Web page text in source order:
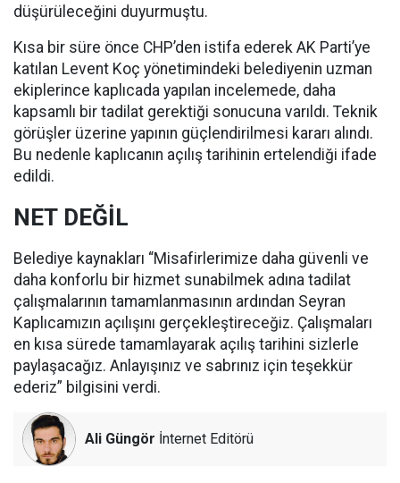
düşürüleceğini duyurmuştu.
Kısa bir süre önce CHP’den istifa ederek AK Parti’ye
katılan Levent Koç yönetimindeki belediyenin uzman
ekiplerince kaplıcada yapılan incelemede, daha
kapsamlı bir tadilat gerektiği sonucuna varıldı. Teknik
görüşler üzerine yapının güçlendirilmesi kararı alındı.
Bu nedenle kaplıcanın açılış tarihinin ertelendiği ifade
edildi.
NET DEĞİL
Belediye kaynakları “Misafirlerimize daha güvenli ve
daha konforlu bir hizmet sunabilmek adına tadilat
çalışmalarının tamamlanmasının ardından Seyran
Kaplıcamızın açılışını gerçekleştireceğiz. Çalışmaları
en kısa sürede tamamlayarak açılış tarihini sizlerle
paylaşacağız. Anlayışınız ve sabrınız için teşekkür
ederiz” bilgisini verdi.
Ali Güngör İnternet Editörü